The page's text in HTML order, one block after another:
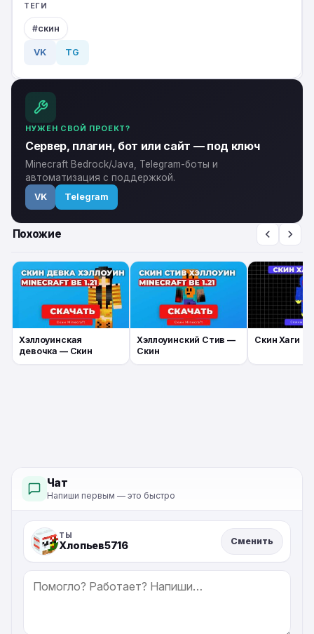
ТЕГИ
скин
VK TG
НУЖЕН СВОЙ ПРОЕКТ?
Сервер, плагин, бот или сайт — под ключ
Minecraft Bedrock/Java, Telegram-боты и
автоматизация с поддержкой.
VK Telegram
Похожие
Хэллоуинская
девочка — Скин
Хэллоуинский Стив —
Скин
Скин Хаги
Чат
Напиши первым — это быстро
ТЫ
Хлопьев5716 Сменить
СООБЩЕНИЕ